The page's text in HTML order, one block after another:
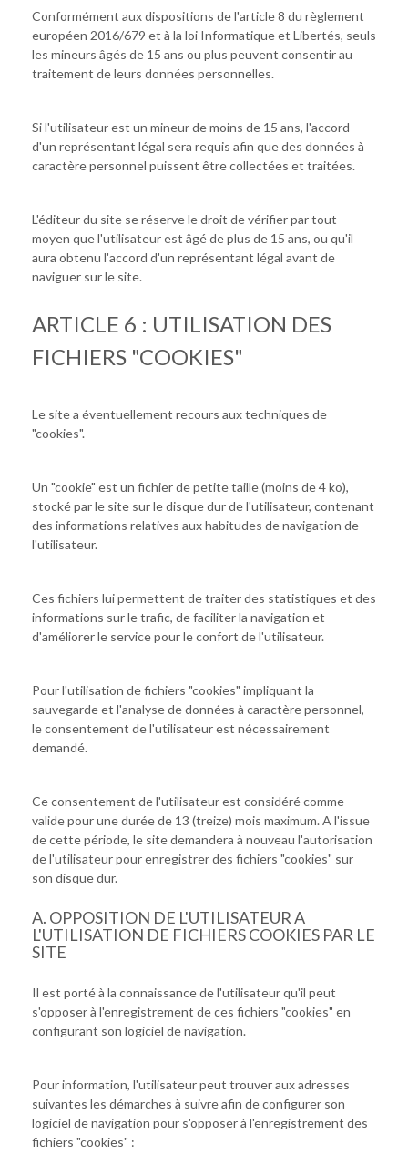
Conformément aux dispositions de l'article 8 du règlement
européen 2016/679 et à la loi Informatique et Libertés, seuls
les mineurs âgés de 15 ans ou plus peuvent consentir au
traitement de leurs données personnelles.
Si l'utilisateur est un mineur de moins de 15 ans, l'accord
d'un représentant légal sera requis afin que des données à
caractère personnel puissent être collectées et traitées.
L'éditeur du site se réserve le droit de vérifier par tout
moyen que l'utilisateur est âgé de plus de 15 ans, ou qu'il
aura obtenu l'accord d'un représentant légal avant de
naviguer sur le site.
ARTICLE 6 : UTILISATION DES
FICHIERS "COOKIES"
Le site a éventuellement recours aux techniques de
"cookies".
Un "cookie" est un fichier de petite taille (moins de 4 ko),
stocké par le site sur le disque dur de l'utilisateur, contenant
des informations relatives aux habitudes de navigation de
l'utilisateur.
Ces fichiers lui permettent de traiter des statistiques et des
informations sur le trafic, de faciliter la navigation et
d'améliorer le service pour le confort de l'utilisateur.
Pour l'utilisation de fichiers "cookies" impliquant la
sauvegarde et l'analyse de données à caractère personnel,
le consentement de l'utilisateur est nécessairement
demandé.
Ce consentement de l'utilisateur est considéré comme
valide pour une durée de 13 (treize) mois maximum. A l'issue
de cette période, le site demandera à nouveau l'autorisation
de l'utilisateur pour enregistrer des fichiers "cookies" sur
son disque dur.
A. OPPOSITION DE L'UTILISATEUR A
L'UTILISATION DE FICHIERS COOKIES PAR LE
SITE
Il est porté à la connaissance de l'utilisateur qu'il peut
s'opposer à l'enregistrement de ces fichiers "cookies" en
configurant son logiciel de navigation.
Pour information, l'utilisateur peut trouver aux adresses
suivantes les démarches à suivre afin de configurer son
logiciel de navigation pour s'opposer à l'enregistrement des
fichiers "cookies" :